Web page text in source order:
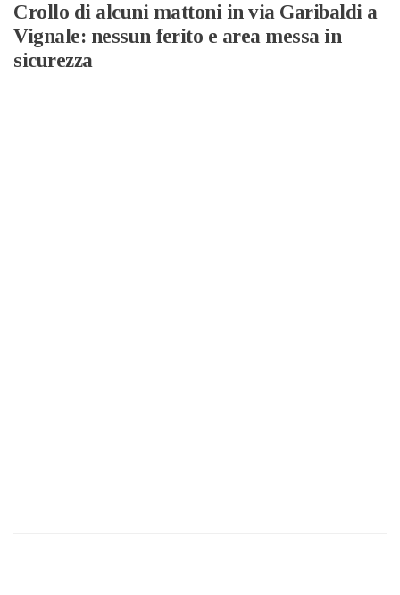
Crollo di alcuni mattoni in via Garibaldi a
Vignale: nessun ferito e area messa in
sicurezza